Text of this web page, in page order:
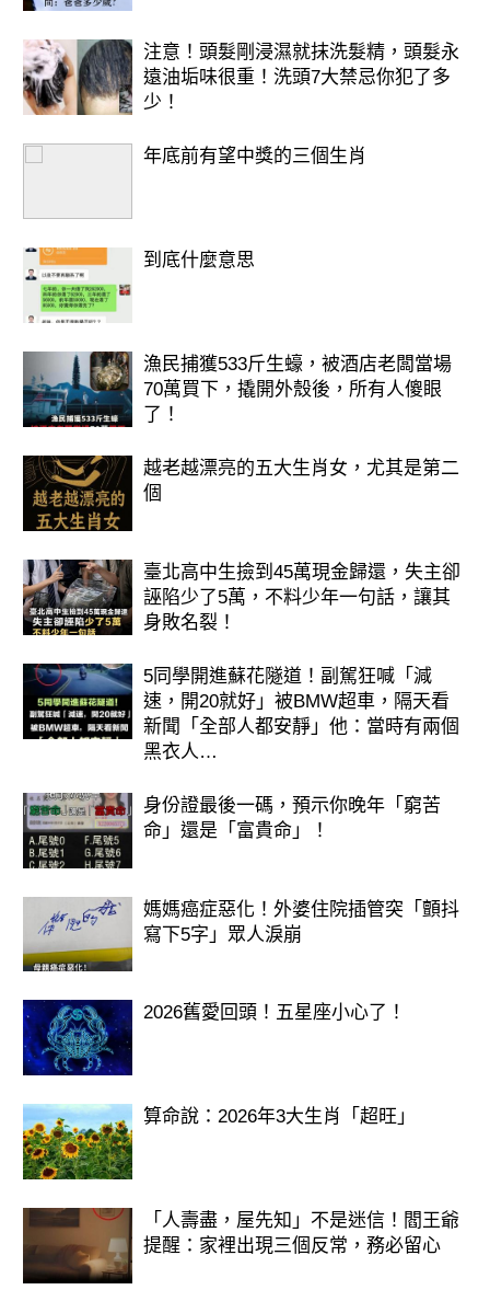
注意！頭髮剛浸濕就抹洗髮精，頭髮永
遠油垢味很重！洗頭7大禁忌你犯了多
少！
年底前有望中獎的三個生肖
到底什麼意思
漁民捕獲533斤生蠔，被酒店老闆當場
70萬買下，撬開外殼後，所有人傻眼
了！
越老越漂亮的五大生肖女，尤其是第二
個
臺北高中生撿到45萬現金歸還，失主卻
誣陷少了5萬，不料少年一句話，讓其
身敗名裂！
5同學開進蘇花隧道！副駕狂喊「減
速，開20就好」被BMW超車，隔天看
新聞「全部人都安靜」他：當時有兩個
黑衣人…
身份證最後一碼，預示你晚年「窮苦
命」還是「富貴命」！
媽媽癌症惡化！外婆住院插管突「顫抖
寫下5字」眾人淚崩
2026舊愛回頭！五星座小心了！
算命說：2026年3大生肖「超旺」
「人壽盡，屋先知」不是迷信！閻王爺
提醒：家裡出現三個反常，務必留心